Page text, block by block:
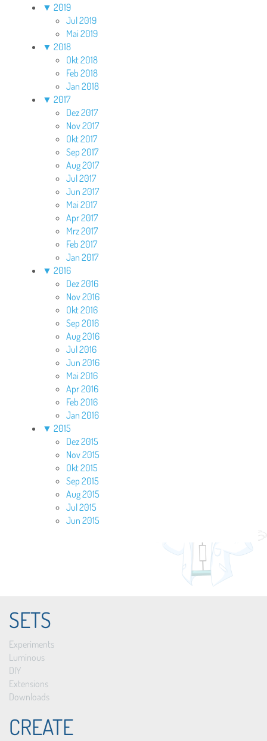
▼ 2019
Jul 2019
Mai 2019
▼ 2018
Okt 2018
Feb 2018
Jan 2018
▼ 2017
Dez 2017
Nov 2017
Okt 2017
Sep 2017
Aug 2017
Jul 2017
Jun 2017
Mai 2017
Apr 2017
Mrz 2017
Feb 2017
Jan 2017
▼ 2016
Dez 2016
Nov 2016
Okt 2016
Sep 2016
Aug 2016
Jul 2016
Jun 2016
Mai 2016
Apr 2016
Feb 2016
Jan 2016
▼ 2015
Dez 2015
Nov 2015
Okt 2015
Sep 2015
Aug 2015
Jul 2015
Jun 2015
SETS
Experiments
Luminous
DIY
Extensions
Downloads
CREATE